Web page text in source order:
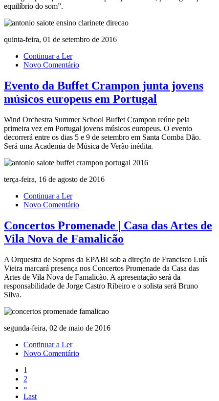
equilíbrio do som”.
quinta-feira, 01 de setembro de 2016
Continuar a Ler
Novo Comentário
Evento da Buffet Crampon junta jovens
músicos europeus em Portugal
Wind Orchestra Summer School Buffet Crampon reúne pela
primeira vez em Portugal jovens músicos europeus. O evento
decorrerá entre os dias 5 e 9 de setembro em Santa Comba Dão.
Será uma Academia de Música de Verão inédita.
terça-feira, 16 de agosto de 2016
Continuar a Ler
Novo Comentário
Concertos Promenade | Casa das Artes de
Vila Nova de Famalicão
A Orquestra de Sopros da EPABI sob a direção de Francisco Luís
Vieira marcará presença nos Concertos Promenade da Casa das
Artes de Vila Nova de Famalicão. A apresentação será da
responsabilidade de Jorge Castro Ribeiro e o solista será Bruno
Silva.
segunda-feira, 02 de maio de 2016
Continuar a Ler
Novo Comentário
1
2
»
Last